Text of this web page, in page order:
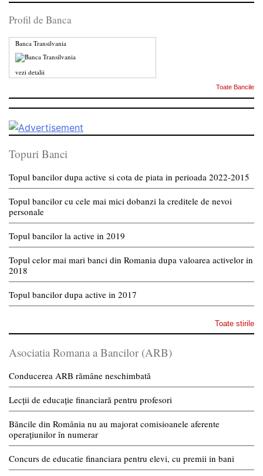
Profil de Banca
Banca Transilvania
vezi detalii
Toate Bancile
Topuri Banci
Topul bancilor dupa active si cota de piata in perioada 2022-2015
Topul bancilor cu cele mai mici dobanzi la creditele de nevoi
personale
Topul bancilor la active in 2019
Topul celor mai mari banci din Romania dupa valoarea activelor in
2018
Topul bancilor dupa active in 2017
Toate stirile
Asociatia Romana a Bancilor (ARB)
Conducerea ARB rămâne neschimbată
Lecții de educație financiară pentru profesori
Băncile din România nu au majorat comisioanele aferente
operațiunilor în numerar
Concurs de educatie financiara pentru elevi, cu premii in bani